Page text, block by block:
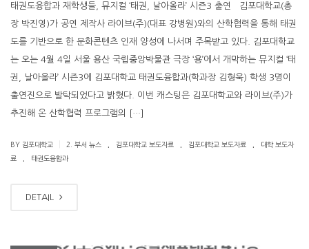
태권도융합과 재학생들, 뮤지컬 ‘태권, 날아올라’ 시즌3 출연 김포대학교(총
장 박진영)가 공연 제작사 라이브(주)(대표 강병원)와의 산학협력을 통해 태권
도를 기반으로 한 문화콘텐츠 인재 양성에 나서며 주목받고 있다. 김포대학교
는 오는 4월 4일 서울 용산 국립중앙박물관 극장 ‘용’에서 개막하는 뮤지컬 ‘태
권, 날아올라’ 시즌3에 김포대학교 태권도융합과(학과장 김형욱) 학생 3명이
출연진으로 발탁되었다고 밝혔다. 이번 캐스팅은 김포대학교와 라이브(주)가
추진해 온 산학협력 프로그램의 […]
BY 김포대학교 2. 부서 뉴스 김포대학교 보도자료 김포대학교 보도자료
대학 보도자
료
태권도융합과
DETAIL